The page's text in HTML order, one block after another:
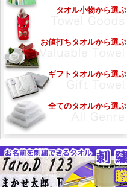
タオル小物から選ぶ
お値打ちタオルから選ぶ
ギフトタオルから選ぶ
全てのタオルから選ぶ